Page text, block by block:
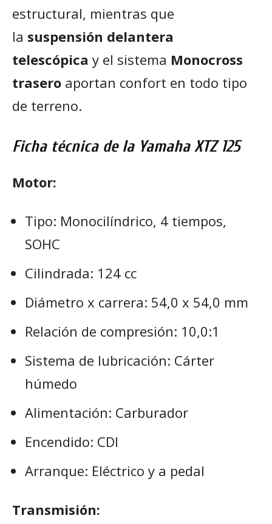
estructural, mientras que
la suspensión delantera
telescópica y el sistema Monocross
trasero aportan confort en todo tipo
de terreno.
Ficha técnica de la Yamaha XTZ 125
Motor:
Tipo: Monocilíndrico, 4 tiempos,
SOHC
Cilindrada: 124 cc
Diámetro x carrera: 54,0 x 54,0 mm
Relación de compresión: 10,0:1
Sistema de lubricación: Cárter
húmedo
Alimentación: Carburador
Encendido: CDI
Arranque: Eléctrico y a pedal
Transmisión: